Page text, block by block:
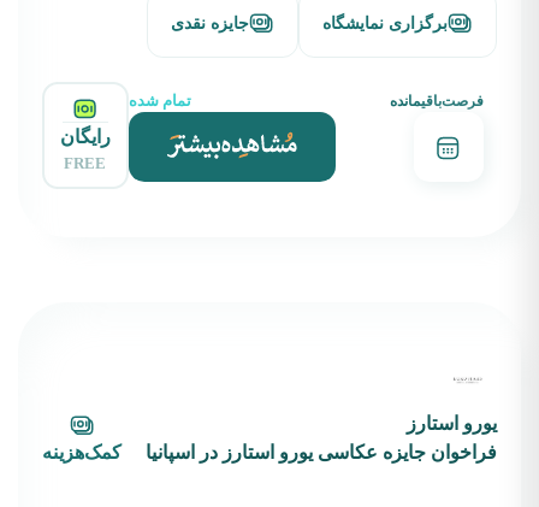
برگزاری نمایشگاه جایزه نقدی
فرصت‌باقیمانده تمام شده
رایگان
FREE
یورو استارز
فراخوان جایزه عکاسی یورو استارز در اسپانیا
کمک‌هزینه